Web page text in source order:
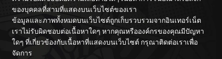
ของบุคคลที่สามที่แสดงบนเว็บไซต์ของเรา
ข้อมูลและภาพทั้งหมดบนเว็บไซต์ถูกเก็บรวบรวมจากอินเทอร์เน็ต
เราไม่รับผิดชอบต่อเนื้อหาใดๆ หากคุณหรือองค์กรของคุณมีปัญหา
ใดๆ ที่เกี่ยวข้องกับเนื้อหาที่แสดงบนเว็บไซต์ กรุณาติดต่อเราเพื่อ
จัดการ